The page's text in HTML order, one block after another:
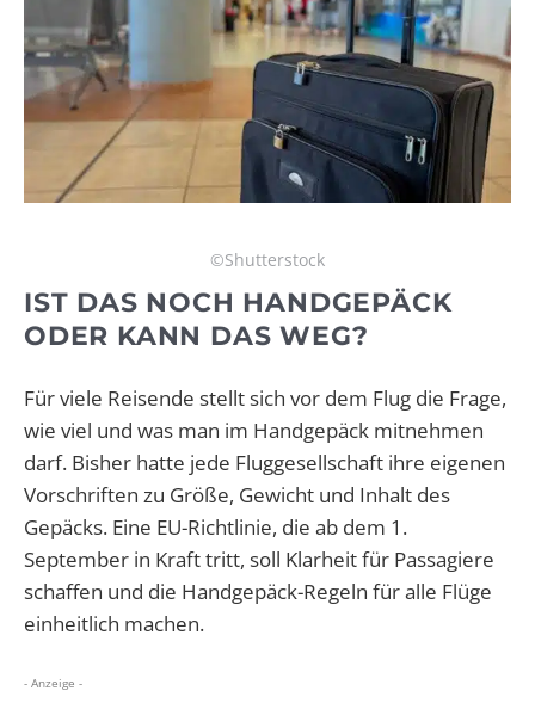
©Shutterstock
IST DAS NOCH HANDGEPÄCK
ODER KANN DAS WEG?
Für viele Reisende stellt sich vor dem Flug die Frage,
wie viel und was man im Handgepäck mitnehmen
darf. Bisher hatte jede Fluggesellschaft ihre eigenen
Vorschriften zu Größe, Gewicht und Inhalt des
Gepäcks. Eine EU-Richtlinie, die ab dem 1.
September in Kraft tritt, soll Klarheit für Passagiere
schaffen und die Handgepäck-Regeln für alle Flüge
einheitlich machen.
- Anzeige -